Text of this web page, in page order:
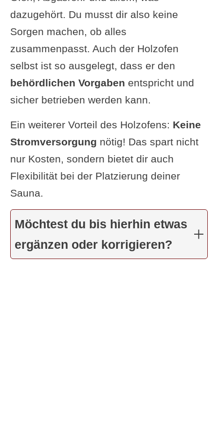
dazugehört. Du musst dir also keine
Sorgen machen, ob alles
zusammenpasst. Auch der Holzofen
selbst ist so ausgelegt, dass er den
behördlichen Vorgaben entspricht und
sicher betrieben werden kann.
Ein weiterer Vorteil des Holzofens: Keine
Stromversorgung nötig! Das spart nicht
nur Kosten, sondern bietet dir auch
Flexibilität bei der Platzierung deiner
Sauna.
Möchtest du bis hierhin etwas
ergänzen oder korrigieren?